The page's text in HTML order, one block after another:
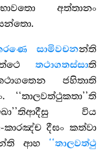
අත්තානං
සාමිවචනන්ති
තථාගතස්සාති
ජහිතාති
විය
දීඝං කත්වා
ආහ ‘‘තාලවත්ථු